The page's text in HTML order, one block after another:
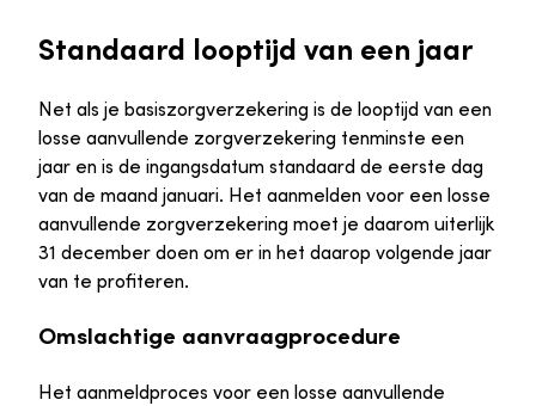
Standaard looptijd van een jaar
Net als je basiszorgverzekering is de looptijd van een
losse aanvullende zorgverzekering tenminste een
jaar en is de ingangsdatum standaard de eerste dag
van de maand januari. Het aanmelden voor een losse
aanvullende zorgverzekering moet je daarom uiterlijk
31 december doen om er in het daarop volgende jaar
van te profiteren.
Omslachtige aanvraagprocedure
Het aanmeldproces voor een losse aanvullende